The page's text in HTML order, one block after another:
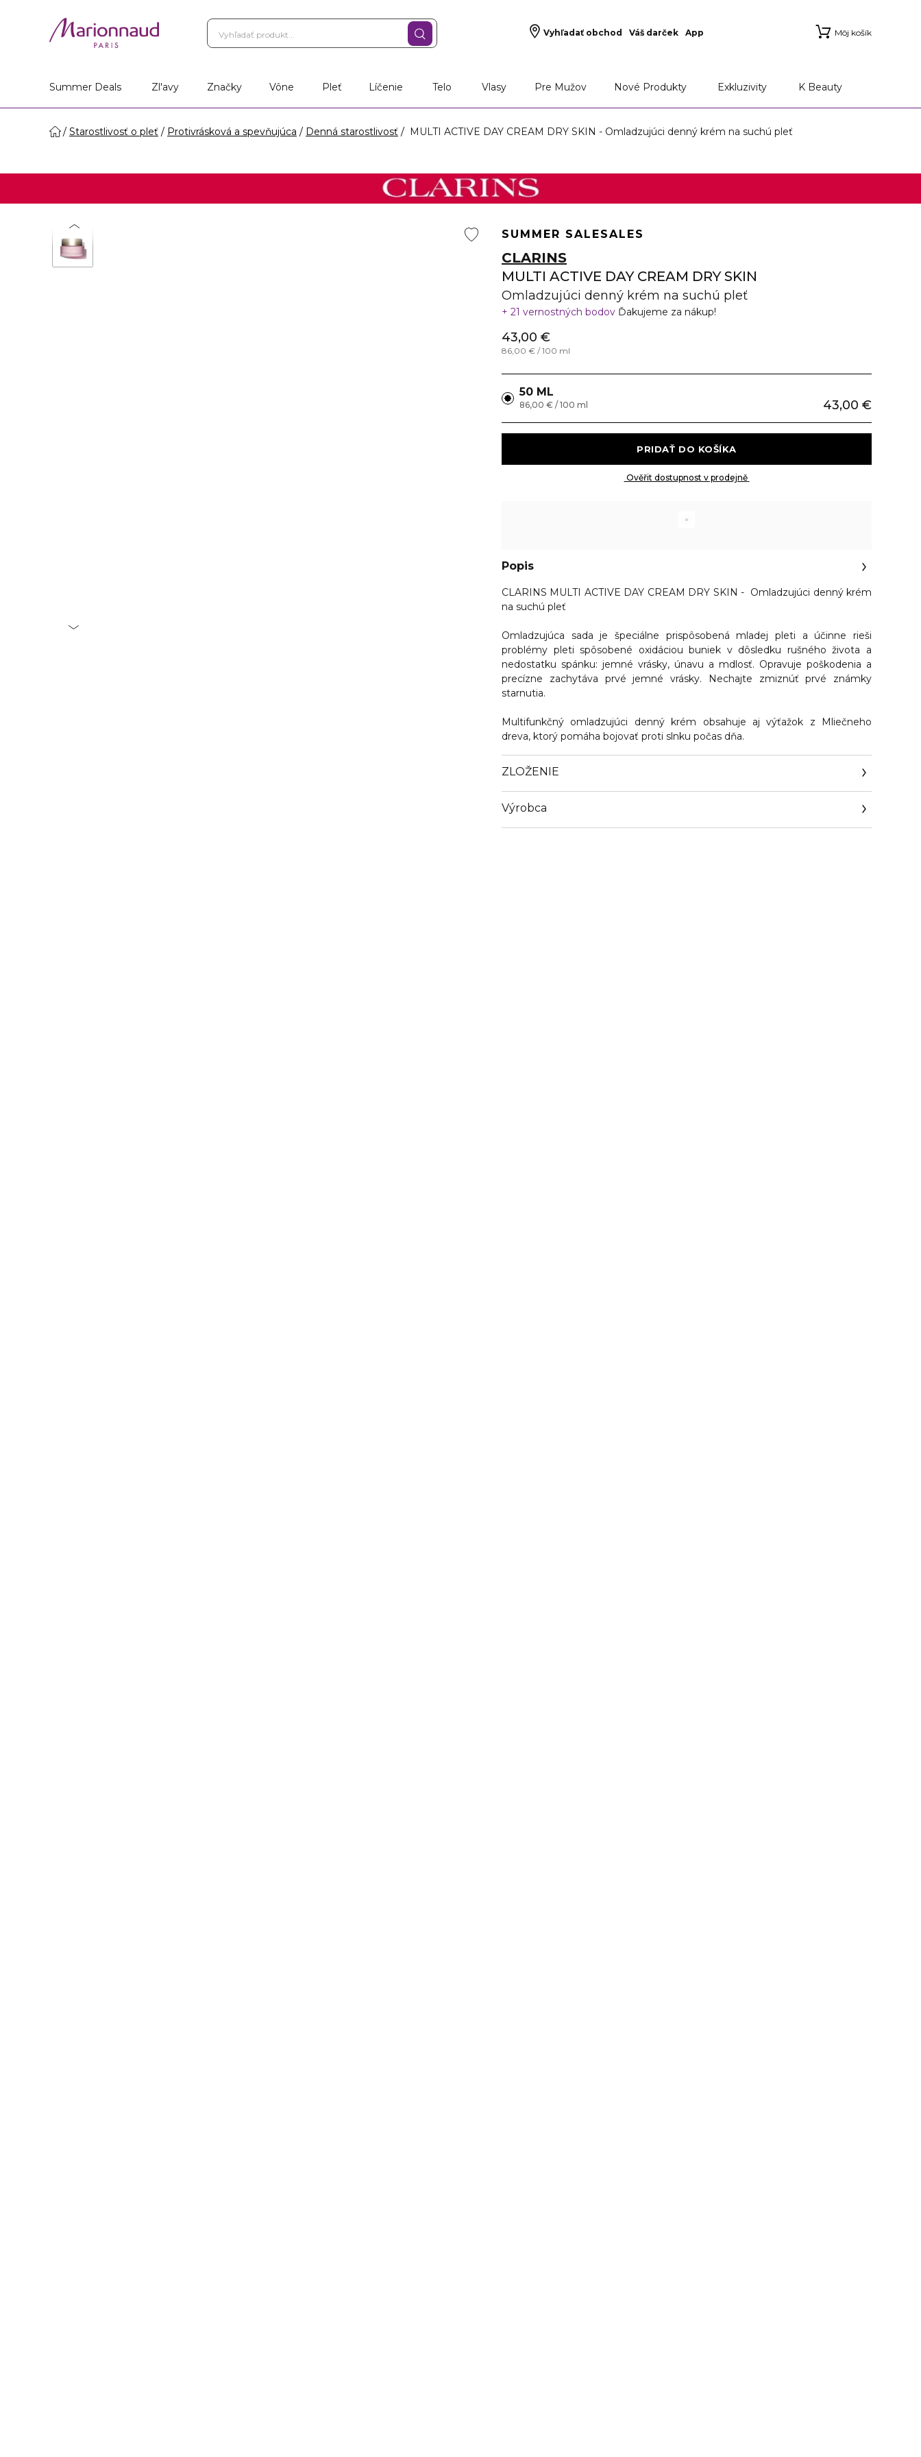
Vyhľadať obchod Váš darček App Môj košík
Summer Deals Zl'avy Značky Vône Pleť Líčenie Telo Vlasy Pre Mužov Nové Produkty Exkluzivity K Beauty
Starostlivosť o pleť Protivrásková a spevňujúca Denná starostlivosť MULTI ACTIVE DAY CREAM DRY SKIN - Omladzujúci denný krém na suchú pleť
SUMMER SALESALES
CLARINS
MULTI ACTIVE DAY CREAM DRY SKIN
Omladzujúci denný krém na suchú pleť
21 vernostných bodov Ďakujeme za nákup!
43,00 €
86,00 € / 100 ml
50 ML
43,00 €
86,00 € / 100 ml
Ověřit dostupnost v prodejně
Popis
CLARINS MULTI ACTIVE DAY CREAM DRY SKIN - Omladzujúci denný krém
na suchú pleť
Omladzujúca sada je špeciálne prispôsobená mladej pleti a účinne rieši
problémy pleti spôsobené oxidáciou buniek v dôsledku rušného života a
nedostatku spánku: jemné vrásky, únavu a mdlosť. Opravuje poškodenia a
precízne zachytáva prvé jemné vrásky. Nechajte zmiznúť prvé známky
starnutia.
Multifunkčný omladzujúci denný krém obsahuje aj výťažok z Mliečneho
dreva, ktorý pomáha bojovať proti slnku počas dňa.
ZLOŽENIE
Výrobca